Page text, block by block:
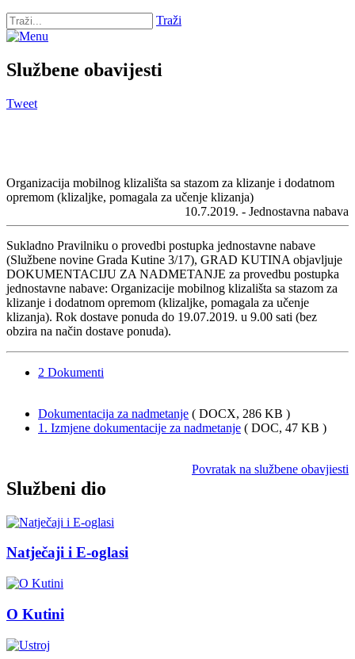
Traži
Službene obavijesti
Tweet
Organizacija mobilnog klizališta sa stazom za klizanje i dodatnom
opremom (klizaljke, pomagala za učenje klizanja)
10.7.2019. - Jednostavna nabava
Sukladno Pravilniku o provedbi postupka jednostavne nabave
(Službene novine Grada Kutine 3/17), GRAD KUTINA objavljuje
DOKUMENTACIJU ZA NADMETANJE za provedbu postupka
jednostavne nabave: Organizacije mobilnog klizališta sa stazom za
klizanje i dodatnom opremom (klizaljke, pomagala za učenje
klizanja). Rok dostave ponuda do 19.07.2019. u 9.00 sati (bez
obzira na način dostave ponuda).
2 Dokumenti
Dokumentacija za nadmetanje ( DOCX, 286 KB )
1. Izmjene dokumentacije za nadmetanje ( DOC, 47 KB )
Povratak na službene obavjiesti
Službeni dio
Natječaji i E-oglasi
O Kutini